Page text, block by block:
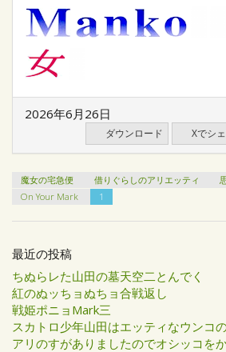
2026年6月26日
ダウンロード Xでシ
魔女の宅急便 借りぐらしのアリエッティ
On Your Mark
1
最近の投稿
ちぬらレた山田の墓天空二とんでく
紅のぬッちョぬちョ合戦返し
戦姫ポニョMark三
スカトロ少年山田はエッティなウンコ
アリのすがありましたのでオシッコを